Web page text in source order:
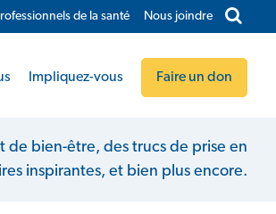
de la santé Nous joindre​
Impliquez-vous Faire un don
de bien-être, des trucs de prise en
inspirantes, et bien plus encore.